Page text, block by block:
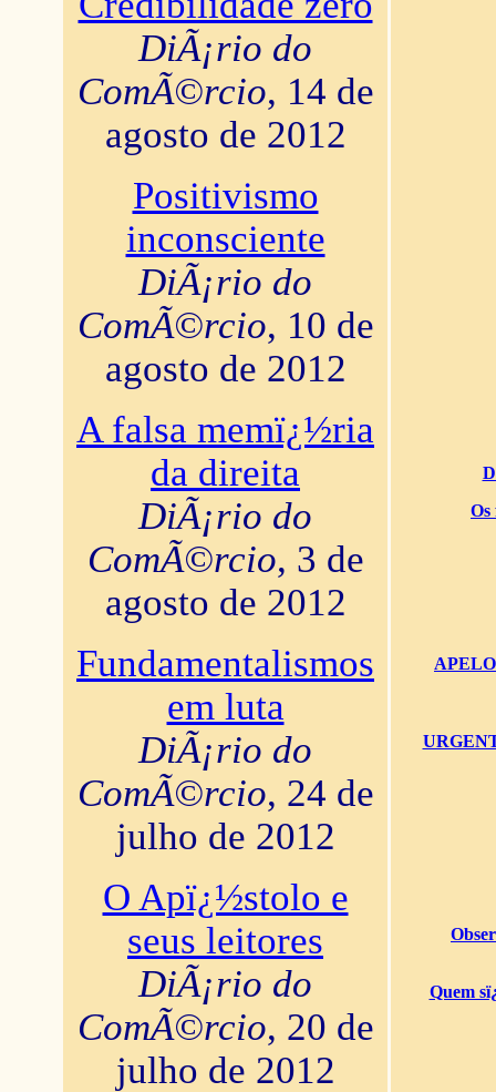
DiÃ¡rio do
ComÃ©rcio, 14 de
agosto de 2012
Positivismo
inconsciente
DiÃ¡rio do
ComÃ©rcio, 10 de
agosto de 2012
A falsa memï¿½ria
da direita
DiÃ¡rio do
ComÃ©rcio, 3 de
agosto de 2012
Fundamentalismos
em luta
DiÃ¡rio do
ComÃ©rcio, 24 de
julho de 2012
O Apï¿½stolo e
seus leitores
DiÃ¡rio do
ComÃ©rcio, 20 de
julho de 2012
Os
Quem